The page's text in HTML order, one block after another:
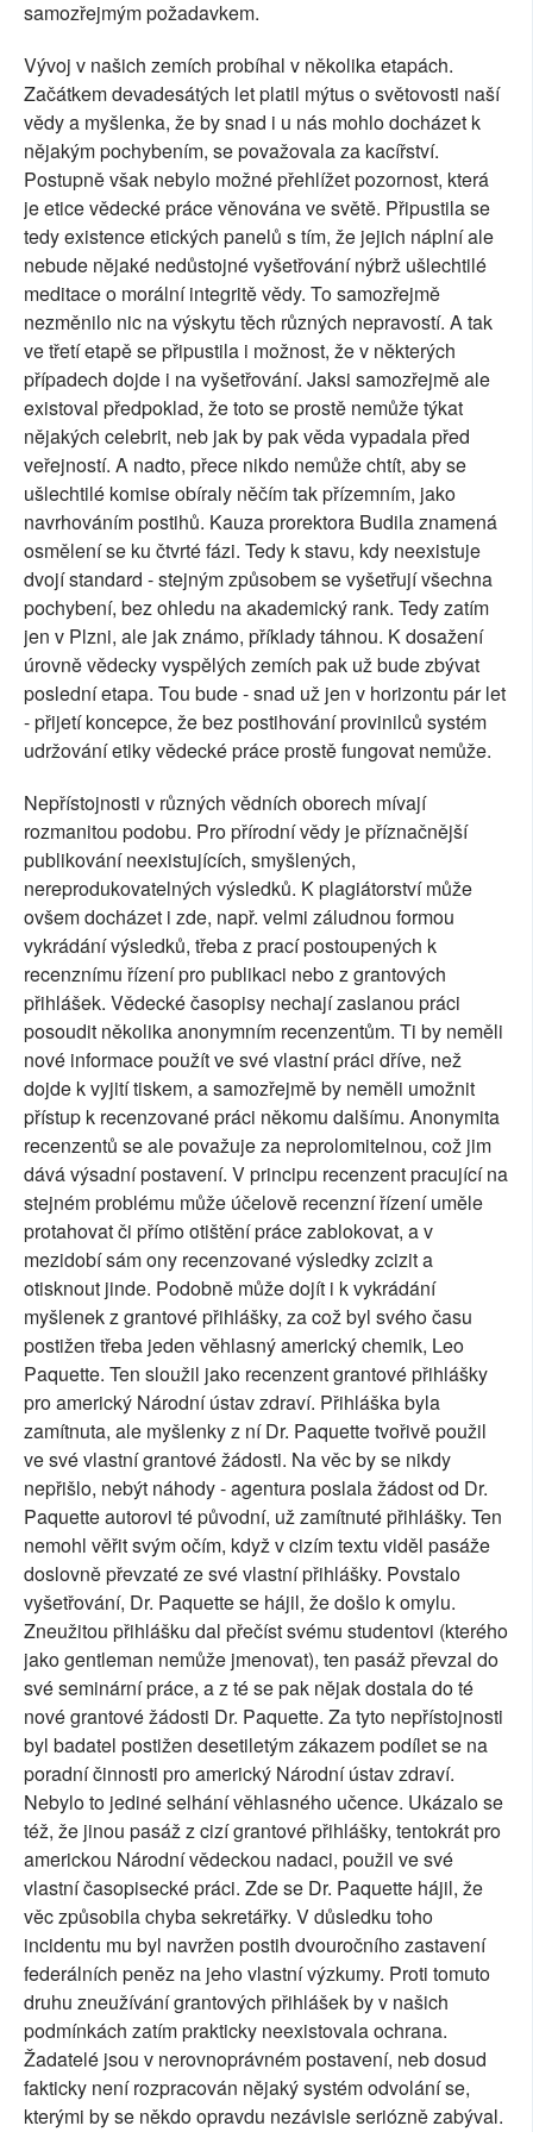
samozřejmým požadavkem.
Vývoj v našich zemích probíhal v několika etapách.
Začátkem devadesátých let platil mýtus o světovosti naší
vědy a myšlenka, že by snad i u nás mohlo docházet k
nějakým pochybením, se považovala za kacířství.
Postupně však nebylo možné přehlížet pozornost, která
je etice vědecké práce věnována ve světě. Připustila se
tedy existence etických panelů s tím, že jejich náplní ale
nebude nějaké nedůstojné vyšetřování nýbrž ušlechtilé
meditace o morální integritě vědy. To samozřejmě
nezměnilo nic na výskytu těch různých nepravostí. A tak
ve třetí etapě se připustila i možnost, že v některých
případech dojde i na vyšetřování. Jaksi samozřejmě ale
existoval předpoklad, že toto se prostě nemůže týkat
nějakých celebrit, neb jak by pak věda vypadala před
veřejností. A nadto, přece nikdo nemůže chtít, aby se
ušlechtilé komise obíraly něčím tak přízemním, jako
navrhováním postihů. Kauza prorektora Budila znamená
osmělení se ku čtvrté fázi. Tedy k stavu, kdy neexistuje
dvojí standard - stejným způsobem se vyšetřují všechna
pochybení, bez ohledu na akademický rank. Tedy zatím
jen v Plzni, ale jak známo, příklady táhnou. K dosažení
úrovně vědecky vyspělých zemích pak už bude zbývat
poslední etapa. Tou bude - snad už jen v horizontu pár let
- přijetí koncepce, že bez postihování provinilců systém
udržování etiky vědecké práce prostě fungovat nemůže.
Nepřístojnosti v různých vědních oborech mívají
rozmanitou podobu. Pro přírodní vědy je příznačnější
publikování neexistujících, smyšlených,
nereprodukovatelných výsledků. K plagiátorství může
ovšem docházet i zde, např. velmi záludnou formou
vykrádání výsledků, třeba z prací postoupených k
recenznímu řízení pro publikaci nebo z grantových
přihlášek. Vědecké časopisy nechají zaslanou práci
posoudit několika anonymním recenzentům. Ti by neměli
nové informace použít ve své vlastní práci dříve, než
dojde k vyjití tiskem, a samozřejmě by neměli umožnit
přístup k recenzované práci někomu dalšímu. Anonymita
recenzentů se ale považuje za neprolomitelnou, což jim
dává výsadní postavení. V principu recenzent pracující na
stejném problému může účelově recenzní řízení uměle
protahovat či přímo otištění práce zablokovat, a v
mezidobí sám ony recenzované výsledky zcizit a
otisknout jinde. Podobně může dojít i k vykrádání
myšlenek z grantové přihlášky, za což byl svého času
postižen třeba jeden věhlasný americký chemik, Leo
Paquette. Ten sloužil jako recenzent grantové přihlášky
pro americký Národní ústav zdraví. Přihláška byla
zamítnuta, ale myšlenky z ní Dr. Paquette tvořivě použil
ve své vlastní grantové žádosti. Na věc by se nikdy
nepřišlo, nebýt náhody - agentura poslala žádost od Dr.
Paquette autorovi té původní, už zamítnuté přihlášky. Ten
nemohl věřit svým očím, když v cizím textu viděl pasáže
doslovně převzaté ze své vlastní přihlášky. Povstalo
vyšetřování, Dr. Paquette se hájil, že došlo k omylu.
Zneužitou přihlášku dal přečíst svému studentovi (kterého
jako gentleman nemůže jmenovat), ten pasáž převzal do
své seminární práce, a z té se pak nějak dostala do té
nové grantové žádosti Dr. Paquette. Za tyto nepřístojnosti
byl badatel postižen desetiletým zákazem podílet se na
poradní činnosti pro americký Národní ústav zdraví.
Nebylo to jediné selhání věhlasného učence. Ukázalo se
též, že jinou pasáž z cizí grantové přihlášky, tentokrát pro
americkou Národní vědeckou nadaci, použil ve své
vlastní časopisecké práci. Zde se Dr. Paquette hájil, že
věc způsobila chyba sekretářky. V důsledku toho
incidentu mu byl navržen postih dvouročního zastavení
federálních peněz na jeho vlastní výzkumy. Proti tomuto
druhu zneužívání grantových přihlášek by v našich
podmínkách zatím prakticky neexistovala ochrana.
Žadatelé jsou v nerovnoprávném postavení, neb dosud
fakticky není rozpracován nějaký systém odvolání se,
kterými by se někdo opravdu nezávisle seriózně zabýval.